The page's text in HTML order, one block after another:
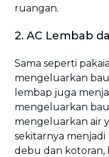
ruangan.
2. AC Lembab
Sama seperti
mengeluarkan bau
lembap juga
mengeluarkan
mengeluarkan air
sekitarnya
debu dan kotoran,